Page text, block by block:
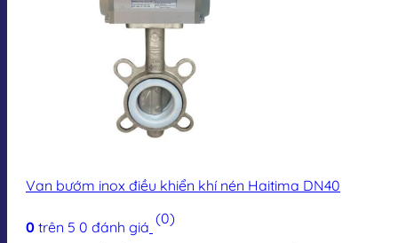
Van bướm inox điều khiển khí nén Haitima DN40
0 trên 5 0 đánh giá (0)